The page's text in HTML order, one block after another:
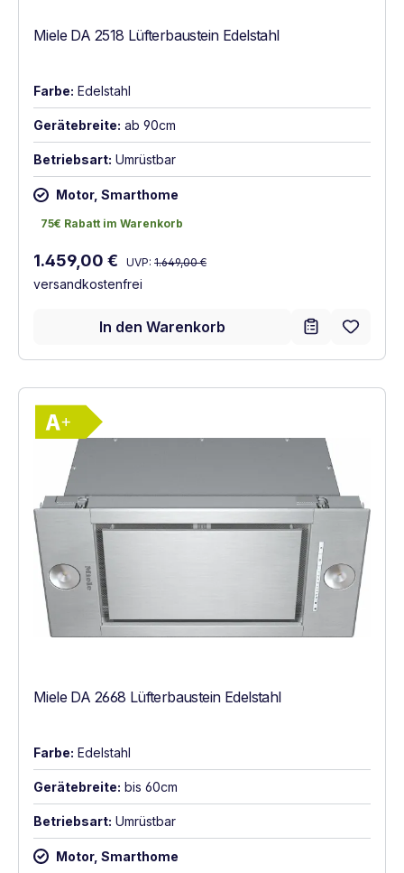
Miele DA 2518 Lüfterbaustein Edelstahl
Farbe: Edelstahl
Gerätebreite: ab 90cm
Betriebsart: Umrüstbar
Motor, Smarthome
75€ Rabatt im Warenkorb
75€ Rabatt im Warenkorb
Verkaufspreis:
1.459,00 € Regulärer Preis:
UVP: 1.649,00 €
versandkostenfrei
In den Warenkorb
Miele DA 2668 Lüfterbaustein Edelstahl
Farbe: Edelstahl
Gerätebreite: bis 60cm
Betriebsart: Umrüstbar
Motor, Smarthome